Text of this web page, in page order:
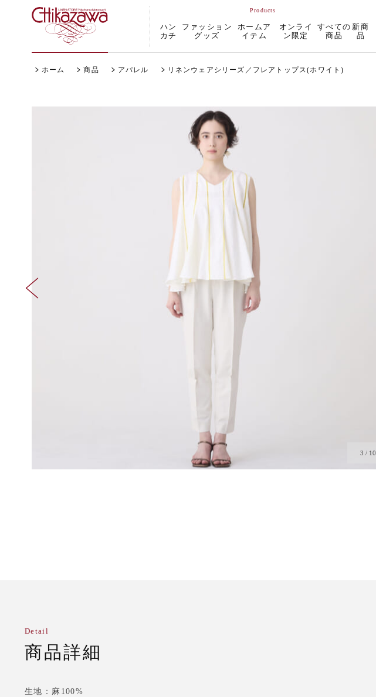
ハン
カチ
ファッション
グッズ
ホームア
イテム
オンライ
ン限定
すべての
商品
新商
品
ホーム 商品 アパレル リネンウェアシリーズ／フレアトップス(ホワイト)
4 / 10
商品詳細
Detail
生地：麻100%